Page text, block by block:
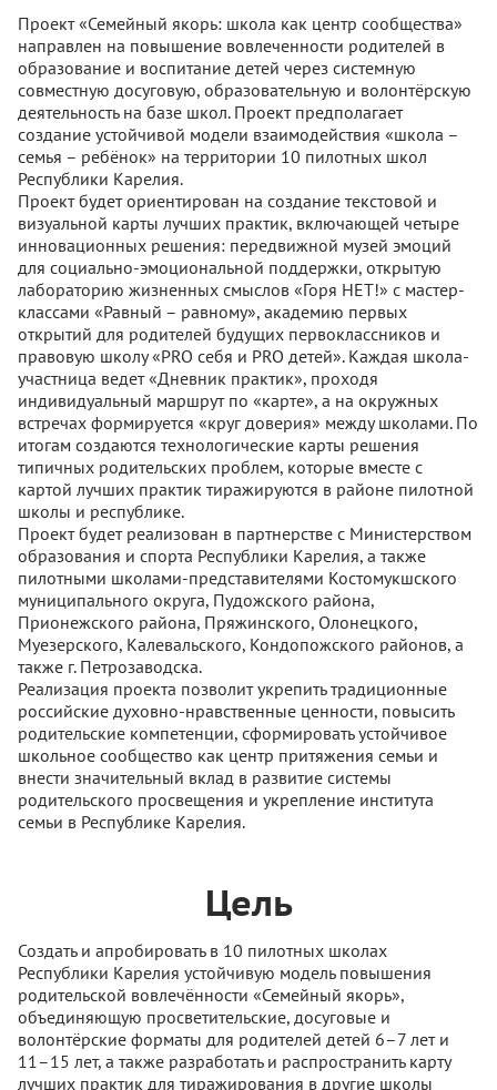
Проект «Семейный якорь: школа как центр сообщества»
направлен на повышение вовлеченности родителей в
образование и воспитание детей через системную
совместную досуговую, образовательную и волонтёрскую
деятельность на базе школ. Проект предполагает
создание устойчивой модели взаимодействия «школа –
семья – ребёнок» на территории 10 пилотных школ
Республики Карелия.
Проект будет ориентирован на создание текстовой и
визуальной карты лучших практик, включающей четыре
инновационных решения: передвижной музей эмоций
для социально-эмоциональной поддержки, открытую
лабораторию жизненных смыслов «Горя НЕТ!» с мастер-
классами «Равный – равному», академию первых
открытий для родителей будущих первоклассников и
правовую школу «PRO себя и PRO детей». Каждая школа-
участница ведет «Дневник практик», проходя
индивидуальный маршрут по «карте», а на окружных
встречах формируется «круг доверия» между школами. По
итогам создаются технологические карты решения
типичных родительских проблем, которые вместе с
картой лучших практик тиражируются в районе пилотной
школы и республике.
Проект будет реализован в партнерстве с Министерством
образования и спорта Республики Карелия, а также
пилотными школами-представителями Костомукшского
муниципального округа, Пудожского района,
Прионежского района, Пряжинского, Олонецкого,
Муезерского, Калевальского, Кондопожского районов, а
также г. Петрозаводска.
Реализация проекта позволит укрепить традиционные
российские духовно-нравственные ценности, повысить
родительские компетенции, сформировать устойчивое
школьное сообщество как центр притяжения семьи и
внести значительный вклад в развитие системы
родительского просвещения и укрепление института
семьи в Республике Карелия.
Цель
Создать и апробировать в 10 пилотных школах
Республики Карелия устойчивую модель повышения
родительской вовлечённости «Семейный якорь»,
объединяющую просветительские, досуговые и
волонтёрские форматы для родителей детей 6–7 лет и
11–15 лет, а также разработать и распространить карту
лучших практик для тиражирования в другие школы